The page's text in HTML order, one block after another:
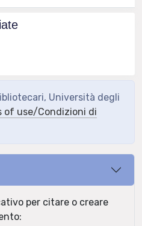
Università degli
of use/Condizioni di
per citare o creare